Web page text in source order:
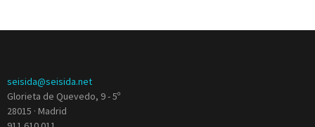
seisida@seisida.net
Glorieta de Quevedo, 9 - 5º
28015 · Madrid